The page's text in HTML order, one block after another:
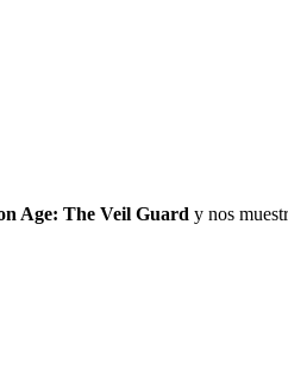
Age: The Veil Guard y nos